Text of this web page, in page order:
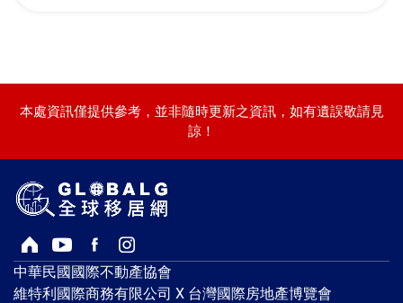
本處資訊僅提供參考，並非隨時更新之資訊，如有遺誤敬請見
諒！
回首頁Youtube頻道
Facebook粉絲專頁
Instagram
中華民國國際不動產協會
維特利國際商務有限公司 X 台灣國際房地產博覽會